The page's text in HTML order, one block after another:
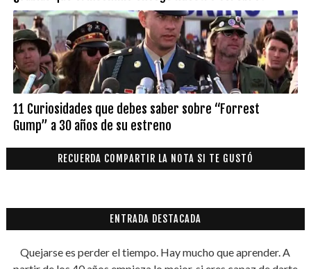
11 Curiosidades que debes saber sobre “Forrest
Gump” a 30 años de su estreno
RECUERDA COMPARTIR LA NOTA SI TE GUSTÓ
ENTRADA DESTACADA
Quejarse es perder el tiempo. Hay mucho que aprender. A